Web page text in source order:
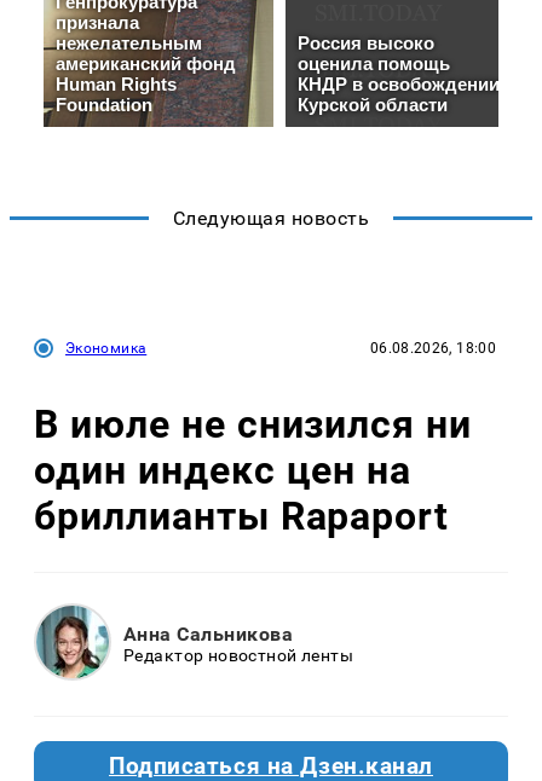
Следующая новость
Экономика 06.08.2026, 18:00
В июле не снизился ни
один индекс цен на
бриллианты Rapaport
Анна Сальникова
Редактор новостной ленты
Подписаться на Дзен.канал